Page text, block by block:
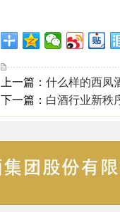
上一篇： 什么样的西凤
下一篇： 白酒行业新秩